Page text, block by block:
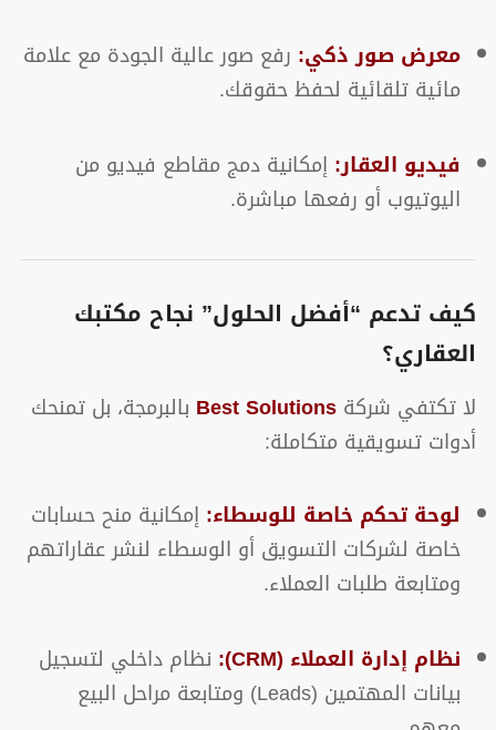
معرض صور ذكي: رفع صور عالية الجودة مع علامة
مائية تلقائية لحفظ حقوقك.
فيديو العقار: إمكانية دمج مقاطع فيديو من
اليوتيوب أو رفعها مباشرة.
كيف تدعم “أفضل الحلول” نجاح مكتبك
العقاري؟
لا تكتفي شركة Best Solutions بالبرمجة، بل تمنحك
أدوات تسويقية متكاملة:
لوحة تحكم خاصة للوسطاء: إمكانية منح حسابات
خاصة لشركات التسويق أو الوسطاء لنشر عقاراتهم
ومتابعة طلبات العملاء.
نظام إدارة العملاء (CRM):
نظام داخلي لتسجيل
بيانات المهتمين (Leads) ومتابعة مراحل البيع